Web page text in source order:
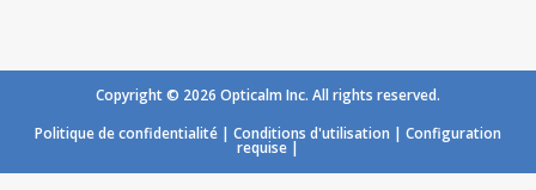
Copyright © 2026 Opticalm Inc. All rights reserved.
Politique de confidentialité | Conditions d'utilisation | Configuration
requise |